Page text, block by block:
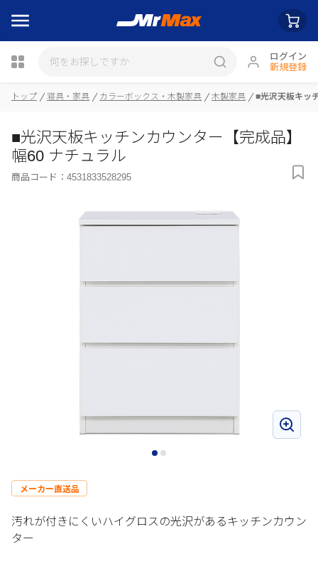
ログイン
新規登録
トップ 寝具・家具 カラーボックス・木製家具 木製家具 ■光沢天板キッ
■光沢天板キッチンカウンター【完成品】
幅60 ナチュラル
商品コード： 4531833528295
メーカー直送品
汚れが付きにくいハイグロスの光沢があるキッチンカウン
ター